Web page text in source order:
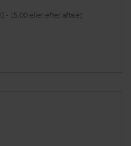
- 15.00 eller efter aftale)